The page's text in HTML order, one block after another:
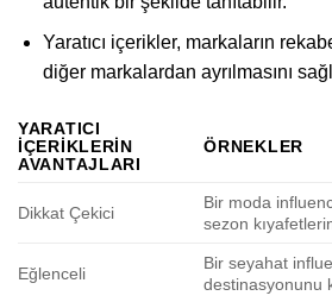
Yaratıcı içerikler, markaların
diğer markalardan ayrılmasını
YARATICI
İÇERIKLERIN
AVANTAJLARI
ÖRNEKLER
Dikkat Çekici
Bir moda
sezon
Eğlenceli
Bir seyahat
destinasyonunu